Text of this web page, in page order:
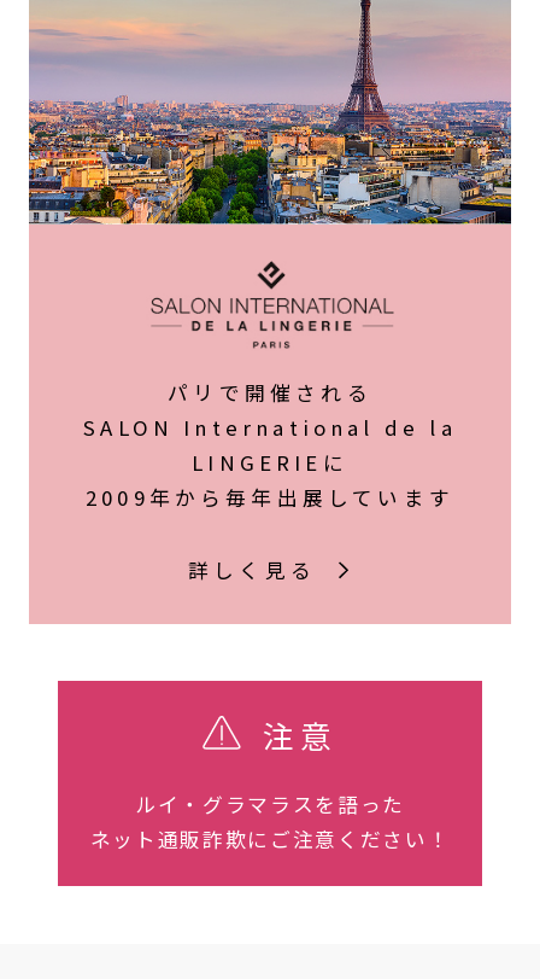
パリで開催される
SALON International de la
LINGERIEに
2009年から毎年出展しています
詳しく見る
注意
ルイ・グラマラスを語った
ネット通販詐欺にご注意ください！